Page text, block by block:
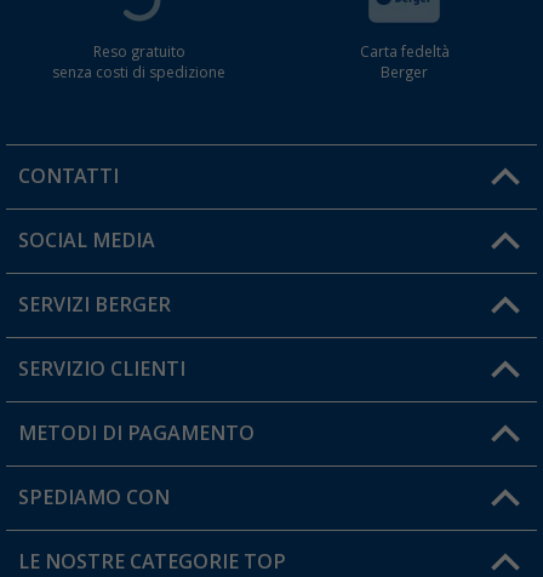
Reso gratuito
senza costi di spedizione
Carta fedeltà
Berger
CONTATTI
Orari di apertura del servizio:
Hai una domanda?
SOCIAL MEDIA
SERVIZI BERGER
Diventare rivenditori
Il mio Account
Carta fedeltà Berger
SERVIZIO CLIENTI
Informazioni sulla spedizione
Resi
METODI DI PAGAMENTO
SPEDIAMO CON
LE NOSTRE CATEGORIE TOP